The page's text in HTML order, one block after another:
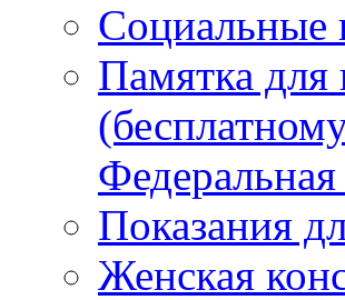
Социальные
Памятка для
Показания
Женская